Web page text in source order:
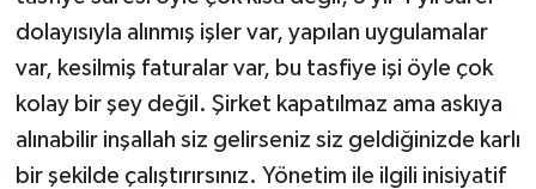
dolayısıyla alınmış işler var, yapılan uygulamalar
var, kesilmiş faturalar var, bu tasfiye işi öyle çok
kolay bir şey değil. Şirket kapatılmaz ama askıya
alınabilir inşallah siz gelirseniz siz geldiğinizde karlı
bir şekilde çalıştırırsınız. Yönetim ile ilgili inisiyatif